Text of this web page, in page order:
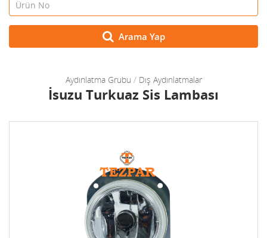
Arama Yap
Aydınlatma Grubu / Dış Aydınlatmalar
İsuzu Turkuaz Sis Lambası